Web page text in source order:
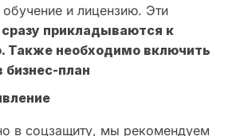
и лицензию. Эти
сразу прикладываются к
Также необходимо включить
бизнес-план
в соцзащиту, мы рекомендуем